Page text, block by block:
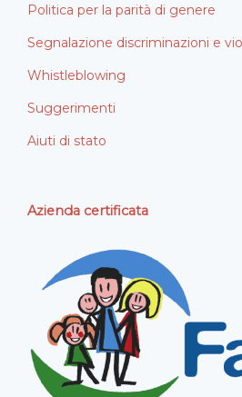
Politica per la parità di genere
Segnalazione discriminazioni e
Whistleblowing
Suggerimenti
Aiuti di stato
Azienda certificata